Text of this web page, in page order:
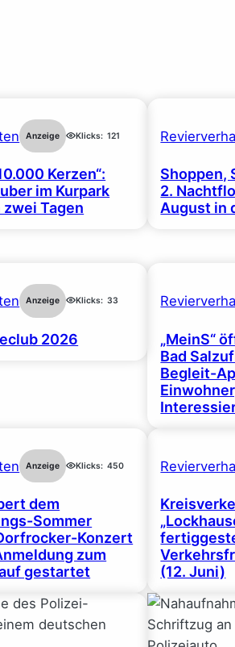
Anzeige Klicks: 121
Kerzen“:
im Kurpark
Tagen
Shoppen,
2.
August in
Anzeige Klicks: 33
2026
„MeinS“
Bad
Begleit-
Anzeige Klicks: 450
dem
Sommer
Konzert
zum
gestartet
(12. Juni)